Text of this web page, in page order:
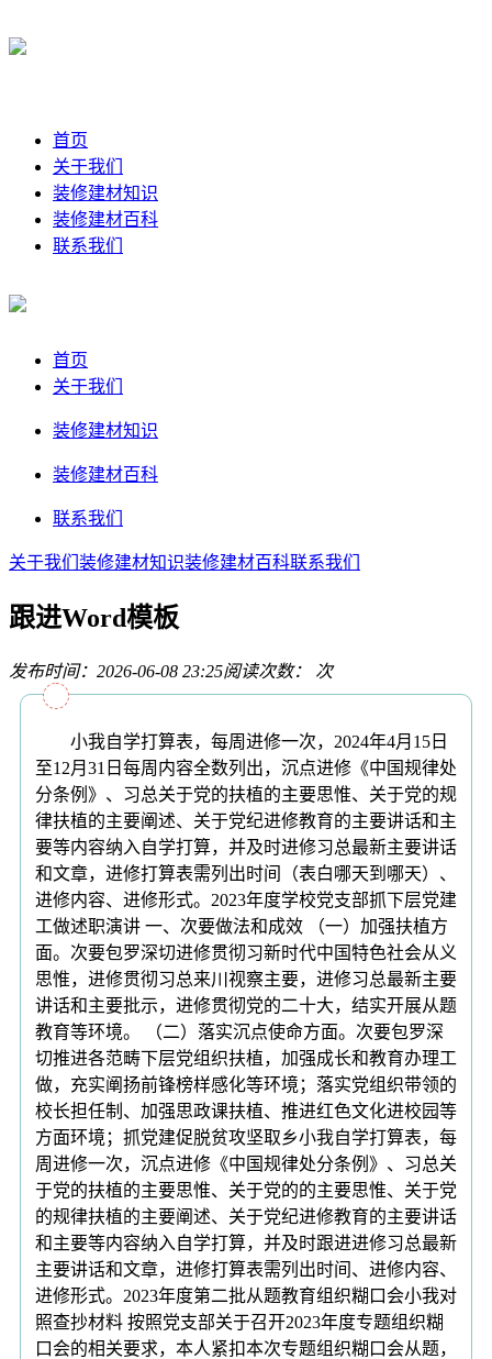
首页
关于我们
装修建材知识
装修建材百科
联系我们
首页
关于我们
装修建材知识
装修建材百科
联系我们
关于我们 装修建材知识装修建材百科联系我们
跟进Word模板
发布时间：2026-06-08 23:25阅读次数： 次
小我自学打算表，每周进修一次，2024年4月15日
至12月31日每周内容全数列出，沉点进修《中国规律处
分条例》、习总关于党的扶植的主要思惟、关于党的规
律扶植的主要阐述、关于党纪进修教育的主要讲话和主
要等内容纳入自学打算，并及时进修习总最新主要讲话
和文章，进修打算表需列出时间（表白哪天到哪天）、
进修内容、进修形式。2023年度学校党支部抓下层党建
工做述职演讲 一、次要做法和成效 （一）加强扶植方
面。次要包罗深切进修贯彻习新时代中国特色社会从义
思惟，进修贯彻习总来川视察主要，进修习总最新主要
讲话和主要批示，进修贯彻党的二十大，结实开展从题
教育等环境。 （二）落实沉点使命方面。次要包罗深
切推进各范畴下层党组织扶植，加强成长和教育办理工
做，充实阐扬前锋榜样感化等环境；落实党组织带领的
校长担任制、加强思政课扶植、推进红色文化进校园等
方面环境；抓党建促脱贫攻坚取乡小我自学打算表，每
周进修一次，沉点进修《中国规律处分条例》、习总关
于党的扶植的主要思惟、关于党的的主要思惟、关于党
的规律扶植的主要阐述、关于党纪进修教育的主要讲话
和主要等内容纳入自学打算，并及时跟进进修习总最新
主要讲话和文章，进修打算表需列出时间、进修内容、
进修形式。2023年度第二批从题教育组织糊口会小我对
照查抄材料 按照党支部关于召开2023年度专题组织糊
口会的相关要求，本人紧扣本次专题组织糊口会从题，